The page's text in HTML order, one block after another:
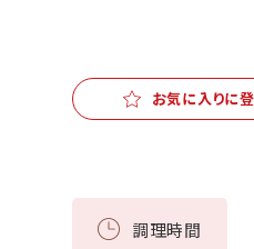
お気に入りに
調理時間